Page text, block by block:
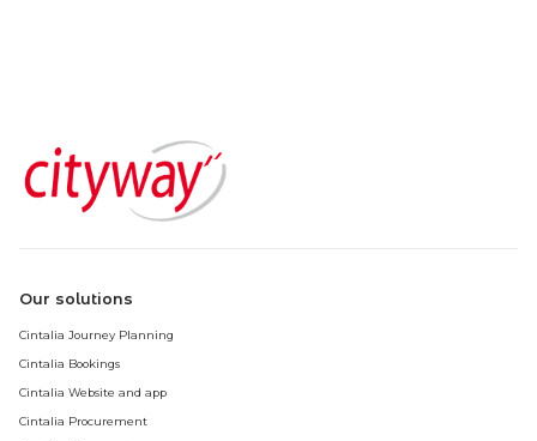
Our solutions
Cintalia Journey Planning
Cintalia Bookings
Cintalia Website and app
Cintalia Procurement